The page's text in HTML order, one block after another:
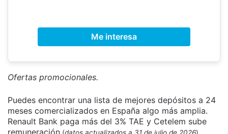
Me interesa
Ofertas promocionales.
Puedes encontrar una lista de mejores depósitos a 24
meses comercializados en España algo más amplia.
Renault Bank paga más del 3% TAE y Cetelem sube